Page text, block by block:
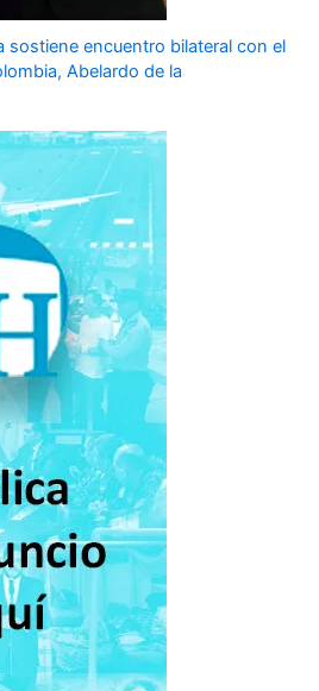
sostiene encuentro bilateral con el
Abelardo de la